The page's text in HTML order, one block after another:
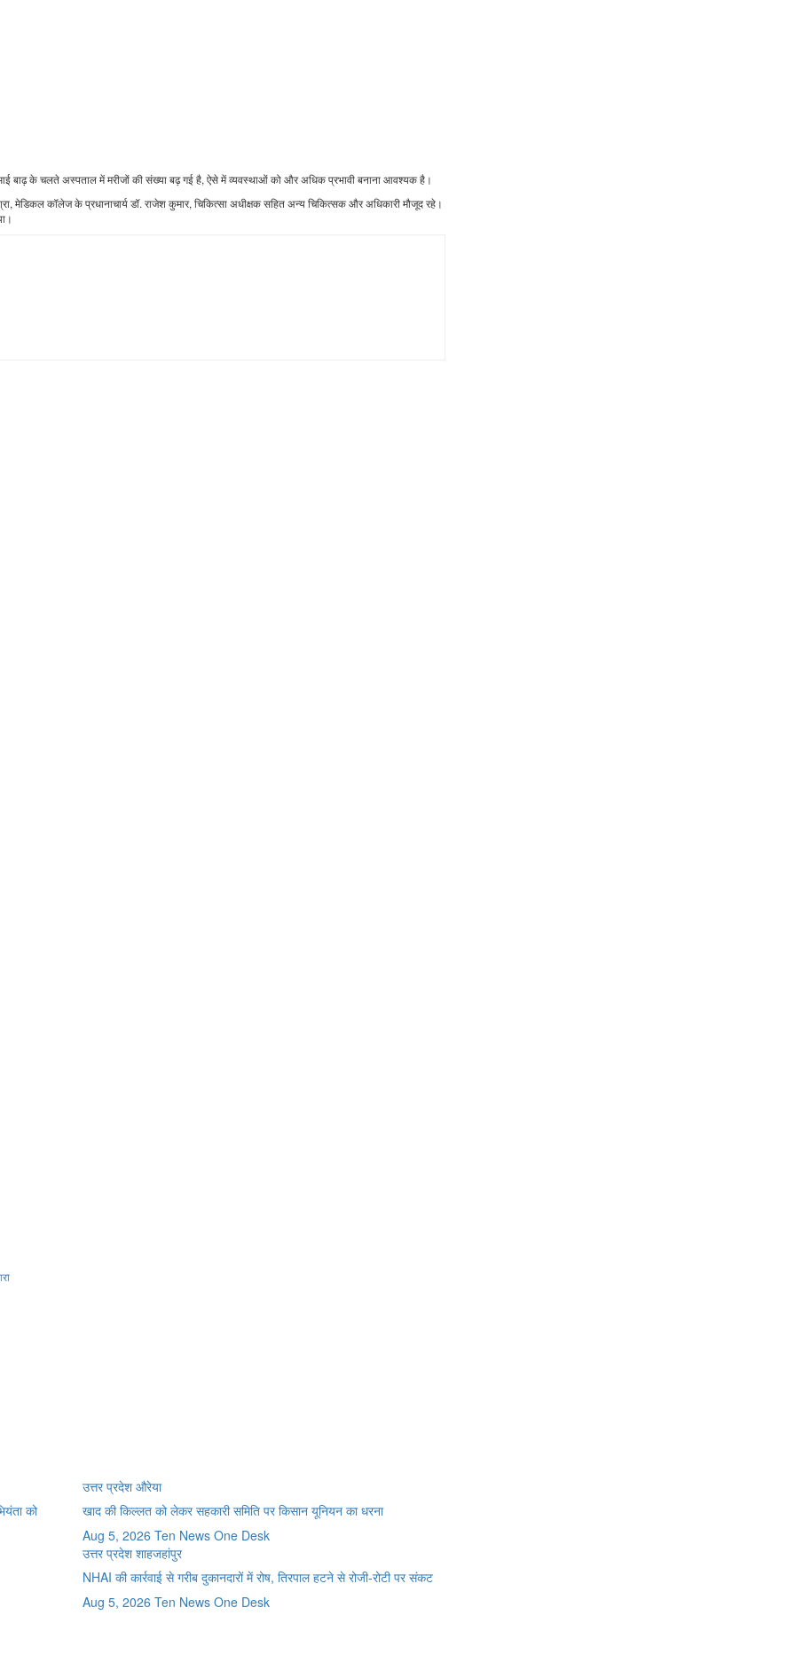
आई बाढ़ के चलते अस्पताल में मरीजों की संख्या बढ़ गई है, ऐसे में व्यवस्थाओं को और अधिक प्रभावी बनाना आवश्यक है।
मेडिकल कॉलेज के प्रधानाचार्य डॉ. राजेश कुमार, चिकित्सा अधीक्षक सहित अन्य चिकित्सक और अधिकारी मौजूद रहे।
को
उत्तर प्रदेश औरेया
खाद की किल्लत को लेकर सहकारी समिति पर किसान यूनियन का धरना
Aug 5, 2026 Ten News One Desk
उत्तर प्रदेश शाहजहांपुर
NHAI की कार्रवाई से गरीब दुकानदारों में रोष, तिरपाल हटने से रोजी-रोटी पर संकट
Aug 5, 2026 Ten News One Desk